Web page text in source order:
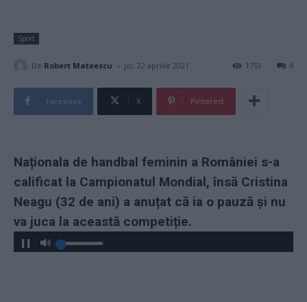
Sport
De Robert Mateescu - joi, 22 aprilie 2021 4
1753
Facebook X Pinterest
Naționala de handbal feminin a României s-a
calificat la Campionatul Mondial, însă Cristina
Neagu (32 de ani) a anuțat că ia o pauză și nu
va juca la această competiție.